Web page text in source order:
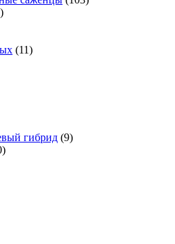
(11)
гибрид (9)